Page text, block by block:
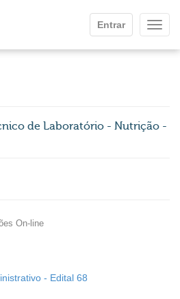
Entrar
de Laboratório - Nutrição -
On-line
- Edital 68